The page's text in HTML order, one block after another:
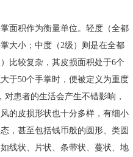
面积作为衡量单位。轻度（全都
大小；中度（2级）则是在全都
比较复杂，其皮损面积处于6个
于50个手掌时，便被定义为重度
对患者的生活会产生不错影响，
的皮损形状也十分多样，有细小
，甚至包括钱币般的圆形、类圆
线状、片状、条带状、蔓状、地